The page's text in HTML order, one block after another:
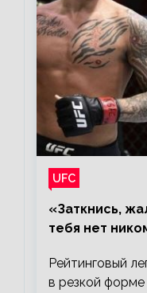
UFC
«Заткнись,
тебя нет
Рейтинговый
в резкой